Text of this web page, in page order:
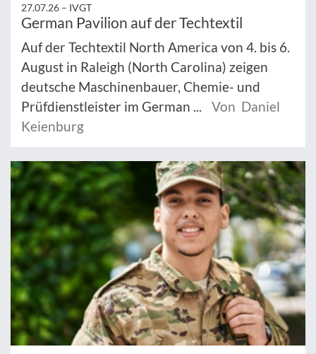
27.07.26 – IVGT
German Pavilion auf der Techtextil
Auf der Techtextil North America von 4. bis 6.
August in Raleigh (North Carolina) zeigen
deutsche Maschinenbauer, Chemie- und
Prüfdienstleister im German ...
Von Daniel
Keienburg